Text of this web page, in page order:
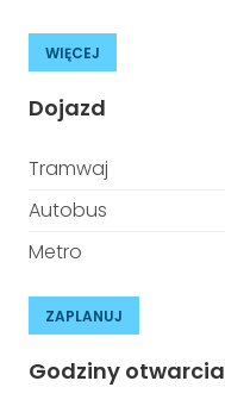
WIĘCEJ
Dojazd
Tramwaj
Autobus
Metro
ZAPLANUJ
Godziny otwarcia